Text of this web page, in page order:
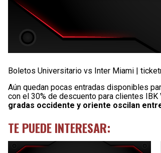
Boletos Universitario vs Inter Miami |
Aún quedan pocas entradas disponibles
con el 30% de descuento para clientes
gradas occidente y oriente oscilan
TE PUEDE INTERESAR: